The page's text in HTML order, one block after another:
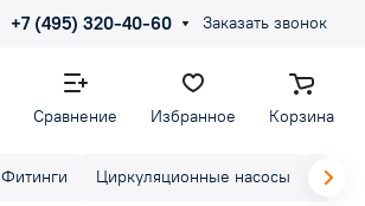
+7 (495) 320-40-60 Заказать звонок
Сравнение Избранное Корзина
Фитинги Циркуляционные насосы